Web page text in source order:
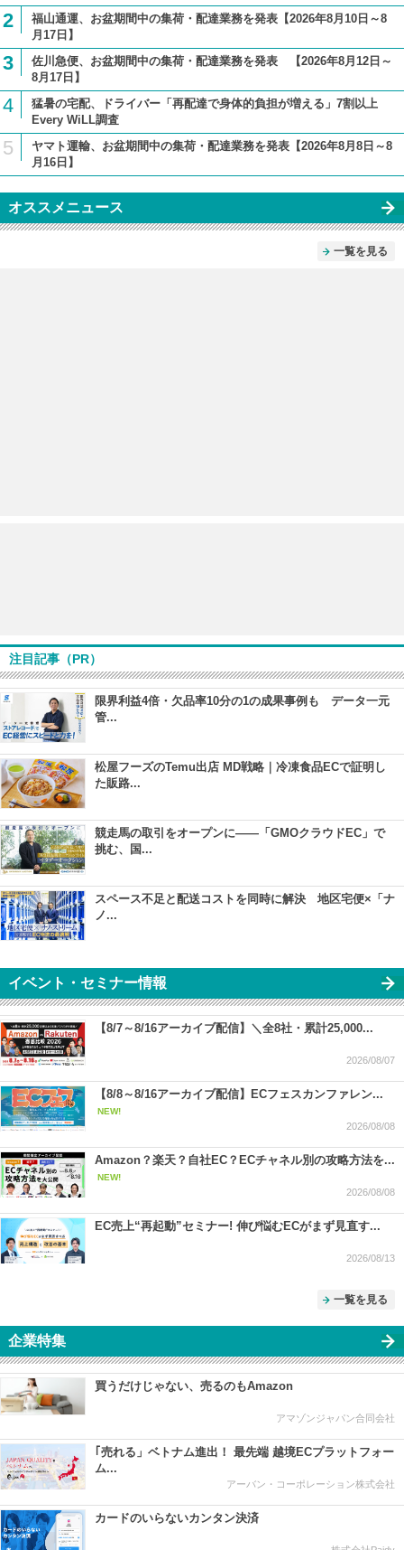
2
福山通運、お盆期間中の集荷・配達業務を発表【2026年8月10日～8
月17日】
3
佐川急便、お盆期間中の集荷・配達業務を発表 【2026年8月12日～
8月17日】
4
猛暑の宅配、ドライバー「再配達で身体的負担が増える」7割以上
Every WiLL調査
5
ヤマト運輸、お盆期間中の集荷・配達業務を発表【2026年8月8日～8
月16日】
オススメニュース
一覧を見る
注目記事（PR）
限界利益4倍・欠品率10分の1の成果事例も データ一元
管...
松屋フーズのTemu出店 MD戦略｜冷凍食品ECで証明し
た販路...
競走馬の取引をオープンに――「GMOクラウドEC」で
挑む、国...
スペース不足と配送コストを同時に解決 地区宅便×「ナ
ノ...
イベント・セミナー情報
【8/7～8/16アーカイブ配信】＼全8社・累計25,000...
2026/08/07
【8/8～8/16アーカイブ配信】ECフェスカンファレン...
NEW!
2026/08/08
Amazon？楽天？自社EC？ECチャネル別の攻略方法を...
NEW!
2026/08/08
EC売上“再起動”セミナー! 伸び悩むECがまず見直す...
2026/08/13
一覧を見る
企業特集
買うだけじゃない、売るのもAmazon
アマゾンジャパン合同会社
｢売れる」ベトナム進出！ 最先端 越境ECプラットフォー
ム...
アーバン・コーポレーション株式会社
カードのいらないカンタン決済